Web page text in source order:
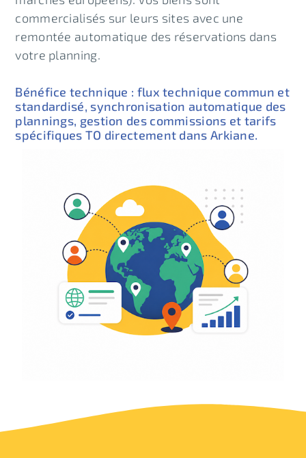
commercialisés sur leurs sites avec une
remontée automatique des réservations dans
votre planning.
Bénéfice technique : flux technique commun et
standardisé, synchronisation automatique des
plannings, gestion des commissions et tarifs
spécifiques TO directement dans Arkiane.